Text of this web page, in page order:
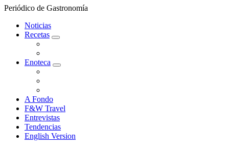
Periódico de Gastronomía
Noticias
Recetas
expand
Enoteca
expand
A Fondo
F&W Travel
Entrevistas
Tendencias
English Version